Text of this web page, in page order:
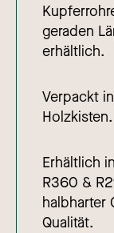
geraden
erhältlich.
Verpackt
Holzkisten.
Erhältlich
R360 &
halbharter
Qualität.